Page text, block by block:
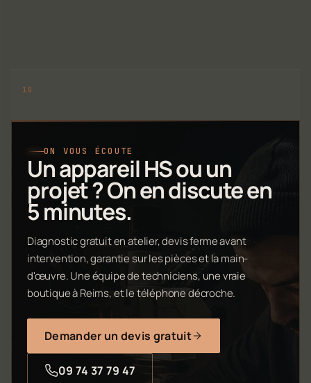
ON VOUS ÉCOUTE
Un appareil HS ou un
projet ? On en discute en
5 minutes.
Diagnostic gratuit en atelier, devis ferme avant
intervention, garantie sur les pièces et la main-
d'œuvre. Une équipe de techniciens, une vraie
boutique à Reims, et le téléphone décroche.
Demander un devis gratuit
09 74 37 79 47